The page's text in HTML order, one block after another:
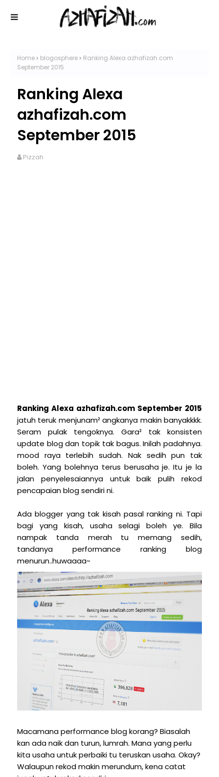
Home blogosphere
Ranking Alexa azhafizah.com
September 2015
Ranking Alexa
azhafizah.com
September 2015
Pizzah
Ranking Alexa azhafizah.com September 2015
jatuh teruk menjunam² angkanya makin banyakkkk.
Seram pulak tengoknya. Gara² tak konsisten
update blog dan topik tak bagus. Inilah padahnya.
mood raya terlebih sudah. Nak sedih pun tak
boleh. Yang bolehnya terus berusaha je. Itu je la
jalan penyelesaiannya untuk baik pulih rekod
pencapaian blog sendiri ni.
Ada blogger yang tak kisah pasal ranking ni. Tapi
bagi yang kisah, usaha selagi boleh ye. Bila
nampak tanda merah tu memang sedih,
tandanya performance ranking blog
menurun..huwaaaa~
Macamana performance blog korang? Biasalah
kan ada naik dan turun, lumrah. Mana yang perlu
kita usaha untuk perbaiki tu teruskan usaha. Okay?
Walaupun rekod makin merundum, kena catat